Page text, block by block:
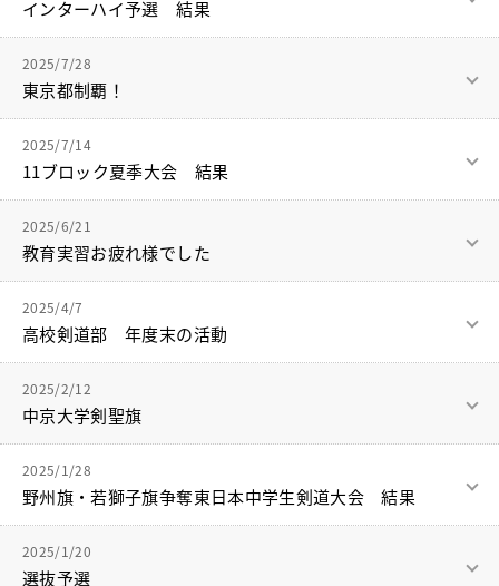
支えてくれる方々への感謝の気持ちを持って、また新たな目標
に向かって頑張ってください。
後輩達は皆さんの想いを繋いでいきます。
先輩方の想いも繋がっています。
また顔を見せにきてください。
今後ともよろしくお願いします。
次の大会には克服できているよう稽古したいと思います。
個人戦には高3も出場しました。
３年生も毎日稽古に励み、自分の力をつけることと後輩への指
導をしてくれています。
３年生には練習試合の機会も無いので、久しぶりに大会参加で
きることに感謝していました。
おめでとうございます！！！
夢を諦めずに、努力を継続した結果です。
夏休みにも沢山稽古に来てくれ、中学生高校生に稽古をつけて
追いつき追い越せるよう頑張ります。
結果は予選リーグ1勝1敗で２位となり、リーグ敗退でした。
いつも一緒に稽古している高校生、応援してくださった方々、
支えてくださった保護者のおかげで全国の舞台で戦うことがで
きました。
初戦で負けた後、悔しい表情を見せた選手。
気持ちを切り替えて臨んだ2戦目の気持ちの入った試合。
悔しい中でも笑顔で撮った最後の写真撮影。
忘れられない瞬間です。
もっとこのチームで試合がしたかったというのが正直な想いで
す。
うまくいかないことの方が多かったチームでしたが、色々な試
練を乗り越えて、一人ひとりが自分にできることを精一杯やり
きってくれました。
この日を迎えるまで積み重ねてきた努力、大会を通じて感じた
インターハイ予選 結果
た。
14日（土）の個人戦では、3年下川が敢闘賞となりました。
22日（日）の団体戦では、関東予選でシードを落としました
が、シードを獲得し、敢闘賞となりました。
インターハイ出場とはなりませんでしたが、取り組んできたこ
関東予選から悔しさを忘れずに稽古に励んだ成果です。
観ている人の心を動かす試合でした。
5人という少ない人数で、思うような結果も出ず、沢山涙したチ
ームでした。
お互いに支え合い、チームのために自分にできることは何かと
考え工夫し毎日稽古に取り組んでいました。
2025/7/28
東京都制覇！
道大会 兼 東京都中学校剣道選手権大会が行われました。
結果は団体優勝！！！！！
関東・全国大会への出場が決まりました。
この結果が出せたのも、いつも支えてくださる先生方、保護
者、高校生、卒業生、応援してくださる方々のおかげです。
ありがとうございました。
日でした。
決勝ではリードされ、追いつき、代表戦になりました。
代表戦前、チームの雰囲気は良く、輪になってみんなが自然と
笑顔になりました。
全員で想いをつないで勝てた最高の試合でした。
関東・全国大会で、また嬉し涙を流せるよう稽古に励みます。
2025/7/14
11ブロック夏季大会 結果
11ブロックの東京都大会出場をかけた予選が行われました。
結果は
団体優勝
個人優勝3年柳川、2位3年山下、3位3年北田、2年元木となりま
した。
東京都大会に向けて、さらに個々の力、チームワークを高めて
チームのために強くなります！
役員をしてくれた高校生ありがとう！
大会運営・審判の先生方ありがとうございました。
2025/6/21
教育実習お疲れ様でした
体桜華に来てくれました。
3週間、授業準備で忙しい中、剣道場にも来てくれました。大
変お世話になりました。
大学でも剣道を専門で学び、技術を磨いている先輩の言葉は部
員の力になりました。また、心の支えにもなりました。
ありがとうございました。
2025/4/7
高校剣道部 年度末の活動
参加させて頂きました。
新入生をチームに迎えて初めての大会でしたが、上級生がチー
ムをまとめ、試合に臨みました。
春休み中の稽古の成果が出せている部分も多くあり、自信をつ
けることができました。
2025/2/12
中京大学剣聖旗
頂きました。
結果は
中学、準優勝。
高校は2回戦敗退となりました。
2025/1/28
野州旗・若獅子旗争奪東日本中学生剣道大会 結果
日本中学生剣道大会と錬成会に参加させていただきました。
2025/1/20
選抜予選